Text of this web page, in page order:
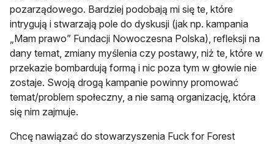
pozarządowego. Bardziej podobają mi się te, które
intrygują i stwarzają pole do dyskusji (jak np. kampania
„Mam prawo” Fundacji Nowoczesna Polska), refleksji na
dany temat, zmiany myślenia czy postawy, niż te, które w
przekazie bombardują formą i nic poza tym w głowie nie
zostaje. Swoją drogą kampanie powinny promować
temat/problem społeczny, a nie samą organizację, która
się nim zajmuje.
Chcę nawiązać do stowarzyszenia Fuck for Forest